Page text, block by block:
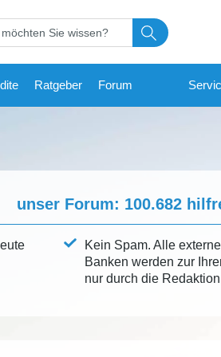
Ratgeber Forum
unser Forum: 100.682
Kein Spam. Alle
Banken werden zur
nur durch die